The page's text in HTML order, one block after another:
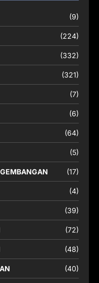
(9)
(224)
(332)
(321)
(7)
(6)
(64)
(5)
(17)
(4)
(39)
(72)
(48)
(40)